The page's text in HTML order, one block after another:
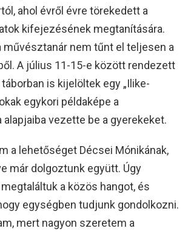
ahol évről évre törekedett a
kifejezésének megtanítására.
művésztanár nem tűnt el teljesen a
A július 11-15-e között rendezett
is kijelöltek egy „Ilike-
egykori példaképe a
vezette be a gyerekeket.
a lehetőséget Décsei Mónikának,
már dolgoztunk együtt. Úgy
a közös hangot, és
egységben tudjunk gondolkozni.
mert nagyon szeretem a